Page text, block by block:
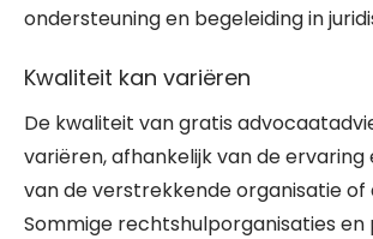
ondersteuning en begeleiding in
Kwaliteit kan variëren
De kwaliteit van gratis
variëren, afhankelijk van de ervaring
van de verstrekkende organisatie of
Sommige rechtshulporganisaties en